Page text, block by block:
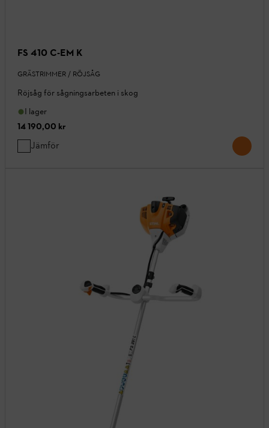
FS 410 C-EM K
GRÄSTRIMMER / RÖJSÅG
Röjsåg för sågningsarbeten i skog
I lager
14 190,00 kr
Jämför